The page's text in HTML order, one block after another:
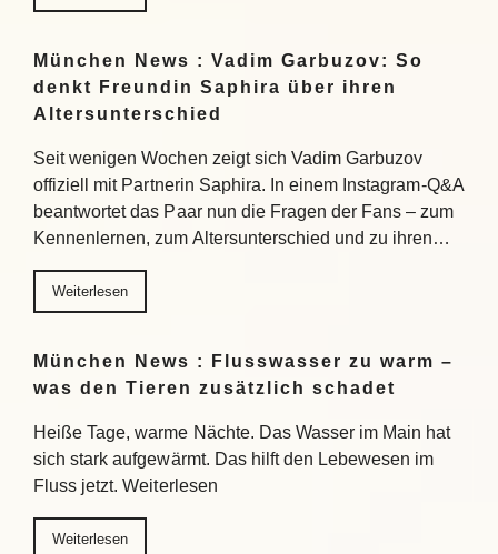
München News : Vadim Garbuzov: So
denkt Freundin Saphira über ihren
Altersunterschied
Seit wenigen Wochen zeigt sich Vadim Garbuzov
offiziell mit Partnerin Saphira. In einem Instagram-Q&A
beantwortet das Paar nun die Fragen der Fans – zum
Kennenlernen, zum Altersunterschied und zu ihren…
Weiterlesen
München News : Flusswasser zu warm –
was den Tieren zusätzlich schadet
Heiße Tage, warme Nächte. Das Wasser im Main hat
sich stark aufgewärmt. Das hilft den Lebewesen im
Fluss jetzt. Weiterlesen
Weiterlesen